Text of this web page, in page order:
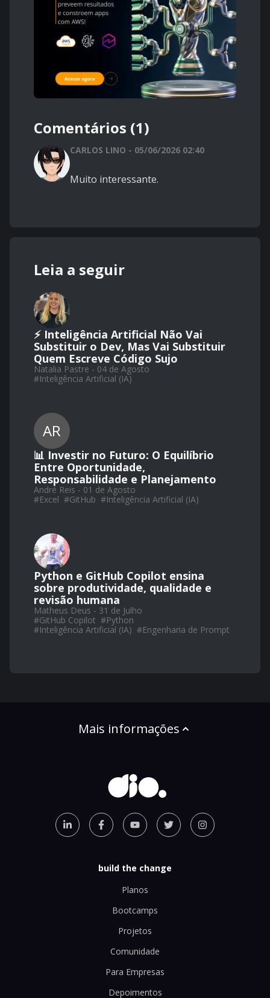
Comentários (1)
CARLOS LINO - 05/06/2026 02:40
Muito interessante.
Leia a seguir
⚡ Inteligência Artificial Não Vai
Substituir o Dev, Mas Vai Substituir
Quem Escreve Código Sujo
Natalia Pastre - 04 de Agosto
#Inteligência Artificial (IA)
AR
📊 Investir no Futuro: O Equilíbrio
Entre Oportunidade,
Responsabilidade e Planejamento
André Reis - 01 de Agosto
#Excel #GitHub #Inteligência Artificial (IA)
Python e GitHub Copilot ensina
sobre produtividade, qualidade e
revisão humana
Matheus Deus - 31 de Julho
#GitHub Copilot #Python
#Inteligência Artificial (IA) #Engenharia de Prompt
Mais informações
build the change
Planos
Bootcamps
Projetos
Comunidade
Para Empresas
Depoimentos